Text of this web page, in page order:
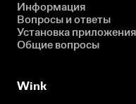
Информация
Вопросы и ответы
Установка приложения
Общие вопросы
Wink